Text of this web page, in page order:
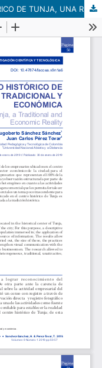
EL COMERCIO EN EL CENTRO HISTÓRICO DE TUNJA, UNA REALIDAD TRADICIONAL Y ECONÓMICA